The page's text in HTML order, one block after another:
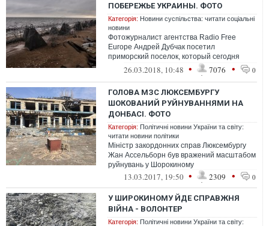
ПОБЕРЕЖЬЕ УКРАИНЫ. ФОТО
Категорія: Новини суспільства: читати соціальні
новини
Фотожурналист агентства Radio Free
Europe Андрей Дубчак посетил
приморский поселок, который сегодня
превратился в военизированным город-
26.03.2018, 10:48 • 7076 • 0
ГОЛОВА МЗС ЛЮКСЕМБУРГУ
ШОКОВАНИЙ РУЙНУВАННЯМИ НА
ДОНБАСІ. ФОТО
Категорія: Політичні новини України та світу:
читати новини політики
Міністр закордонних справ Люксембургу
Жан Ассельборн був вражений масштабом
руйнувань у Шорокиному
13.03.2017, 19:50 • 2309 • 0
У ШИРОКИНОМУ ЙДЕ СПРАВЖНЯ
ВІЙНА - ВОЛОНТЕР
Категорія: Політичні новини України та світу: